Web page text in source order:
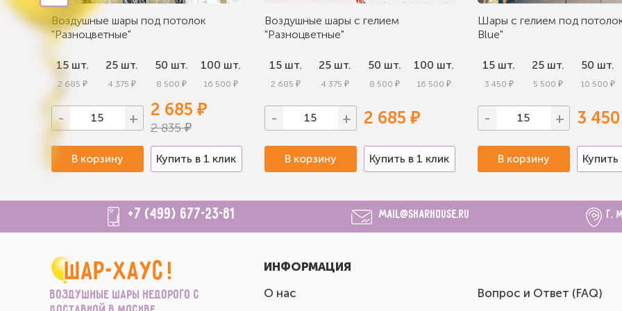
Воздушные шары под потолок
"Разноцветные"
15 шт.
2 685 ₽
25 шт.
4 375 ₽
50 шт.
8 500 ₽
100 шт.
16 500 ₽
- + 2 685 ₽
2 835 ₽
В корзину Купить в 1 клик
Воздушные шары с гелием
"Разноцветные"
15 шт.
2 685 ₽
25 шт.
4 375 ₽
50 шт.
8 500 ₽
100 шт.
16 500 ₽
- + 2 685 ₽
В корзину Купить в 1 клик
Шары с гелием под
Blue"
15 шт.
3 450 ₽
25 шт.
5 500 ₽
50 шт.
10 500 ₽
- + 3
В корзину Купить
+7 (499) 677-23-81 mail@sharhouse.ru г.
Воздушные шары недорого с
ИНФОРМАЦИЯ
О нас
Вопрос и Ответ (FAQ)